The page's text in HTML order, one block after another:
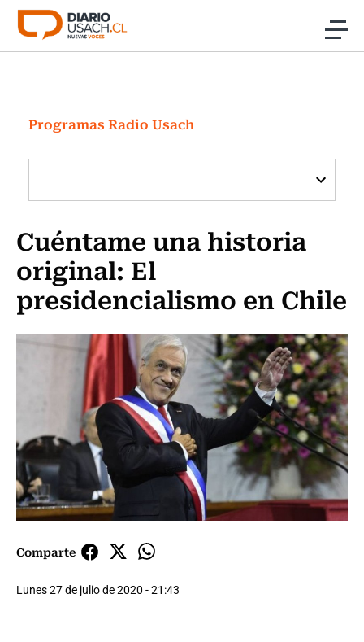
Click acá para ir directamente al contenido
Investigación
Cultura
Programas Radio y TV Usach
Programas Radio Usach
Cuéntame una historia
original: El
presidencialismo en Chile
Comparte
Lunes 27 de julio de 2020 - 21:43